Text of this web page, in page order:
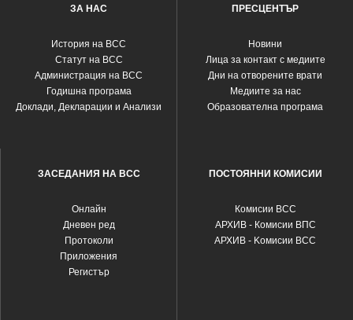
ЗА НАС
История на ВСС
Статут на ВСС
Администрация на ВСС
Годишна програма
Доклади, Декларации и Анализи
ПРЕСЦЕНТЪР
Новини
Лица за контакт с медиите
Дни на отворените врати
Медиите за нас
Образователна програма
ЗАСЕДАНИЯ НА ВСС
Oнлайн
Дневен ред
Протоколи
Приложения
Регистър
ПОСТОЯННИ КОМИСИИ
Комисии ВСС
АРХИВ - Комисии ВПС
АРХИВ - Kомисии ВСС